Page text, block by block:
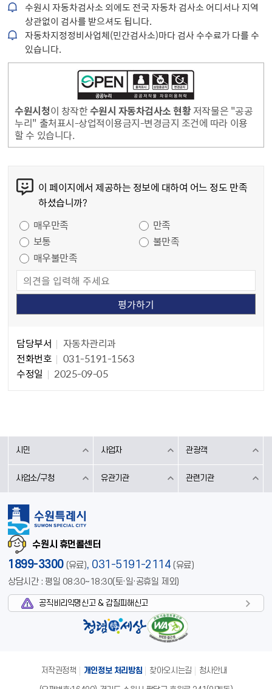
수원시 자동차검사소 외에도 전국 자동차 검사소 어디서나 지역
상관없이 검사를 받으셔도 됩니다.
자동차지정정비사업체(민간검사소)마다 검사 수수료가 다를 수
있습니다.
수원시청이 창작한수원시 자동차검사소 현황저작물은 "공공
누리" 출처표시-상업적이용금지-변경금지 조건에 따라 이용
할 수 있습니다.
이 페이지에서 제공하는 정보에 대하여 어느 정도 만족
하셨습니까?
매우만족
만족
보통
불만족
매우불만족
담당부서
자동차관리과
전화번호
031-5191-1563
수정일
2025-09-05
시민 사업자 관광객
사업소/구청 유관기관 관련기관
수원시 휴먼콜센터
1899-3300 (유료), 031-5191-2114 (유료)
상담시간 : 평일 08:30~18:30(토·일·공휴일 제외)
공직비리익명신고 & 갑질피해신고
저작권정책 개인정보 처리방침 찾아오시는길 청사안내